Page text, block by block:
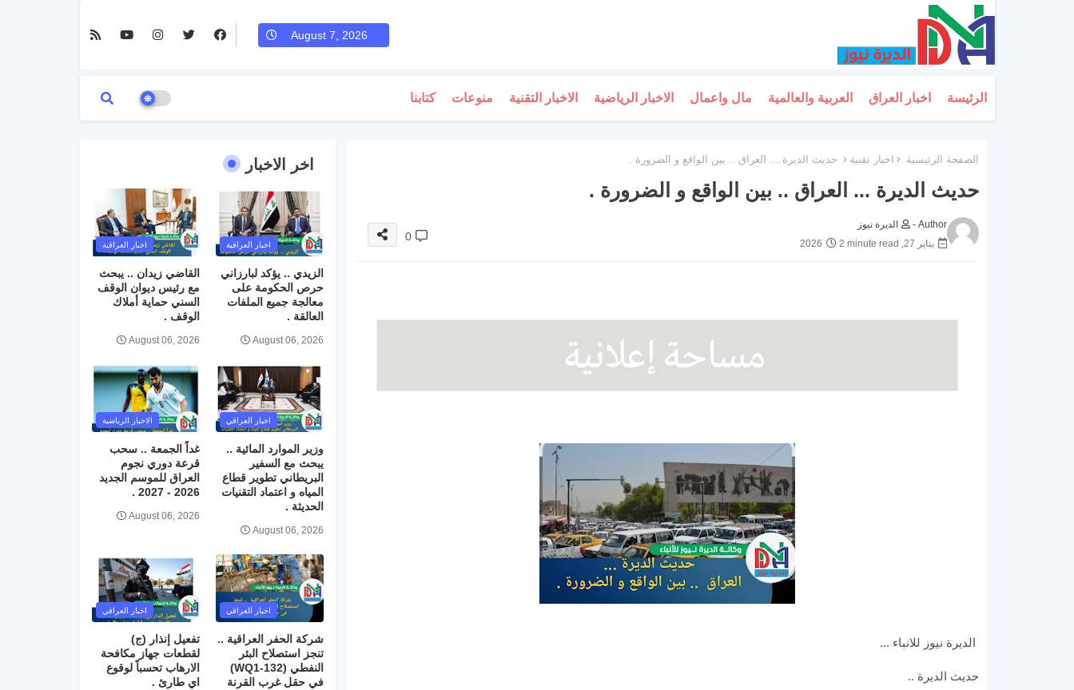
August 7, 2026
الرئيسة اخبار العراق العربية والعالمية مال واعمال الاخبار الرياضية الاخبار التقنية منوعات كتابنا
الصفحة الرئيسية اخبار تقنية حديث الديرة ... العراق .. بين الواقع و الضرورة .
حديث الديرة ... العراق .. بين الواقع و الضرورة .
Author -
الديرة نيوز
يناير 27, 2026
2 minute read
0
الديرة نيوز للانباء ...
حديث الديرة ..
اخر الاخبار
اخبار العراقية
الزيدي .. يؤكد لبارزاني
حرص الحكومة على
معالجة جميع الملفات
العالقة .
August 06, 2026
اخبار العراقية
القاضي زيدان .. يبحث
مع رئيس ديوان الوقف
السني حماية أملاك
الوقف .
August 06, 2026
اخبار العراقي
وزير الموارد المائية ..
يبحث مع السفير
البريطاني تطوير قطاع
المياه و اعتماد التقنيات
الحديثة .
August 06, 2026
الاخبار الرياضية
غداً الجمعة .. سحب
قرعة دوري نجوم
العراق للموسم الجديد
2026 - 2027 .
August 06, 2026
اخبار العراقي
شركة الحفر العراقية ..
تنجز استصلاح البئر
النفطي (WQ1-132)
في حقل غرب القرنة
اخبار العراقي
تفعيل إنذار (ج)
لقطعات جهاز مكافحة
الارهاب تحسباً لوقوع
اي طارئ .